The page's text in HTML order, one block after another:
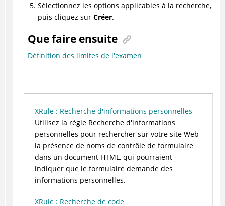
Sélectionnez les options applicables à la recherche,
puis cliquez sur Créer.
Que faire ensuite
Définition des limites de l'examen
XRule : Recherche d'informations personnelles
Utilisez la règle Recherche d'informations
personnelles pour rechercher sur votre site Web
la présence de noms de contrôle de formulaire
dans un document HTML, qui pourraient
indiquer que le formulaire demande des
informations personnelles.
XRule : Recherche de code